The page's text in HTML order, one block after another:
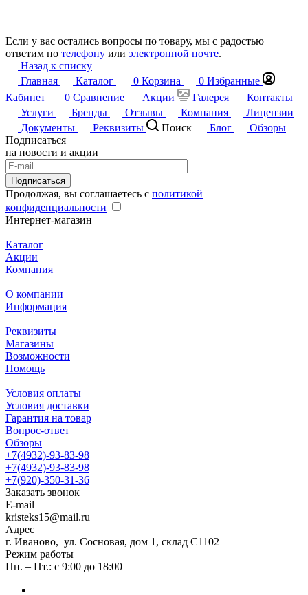
Если у вас остались вопросы по товару, мы с радостью
ответим по телефону или электронной почте.
Назад к списку
Главная
Каталог 0 Корзина 0 Избранные
Кабинет
0 Сравнение Акции Галерея
Контакты
Услуги
Бренды Отзывы Компания
Лицензии
Документы
Реквизиты Поиск Блог
Обзоры
Подписаться
на новости и акции
Подписаться
Продолжая, вы соглашаетесь с политикой
конфиденциальности
Интернет-магазин
Каталог
Акции
Компания
О компании
Информация
Реквизиты
Магазины
Возможности
Помощь
Условия оплаты
Условия доставки
Гарантия на товар
Вопрос-ответ
Обзоры
+7(4932)-93-83-98
+7(4932)-93-83-98
+7(920)-350-31-36
Заказать звонок
E-mail
kristeks15@mail.ru
Адрес
г. Иваново, ул. Сосновая, дом 1, склад С1102
Режим работы
Пн. – Пт.: с 9:00 до 18:00